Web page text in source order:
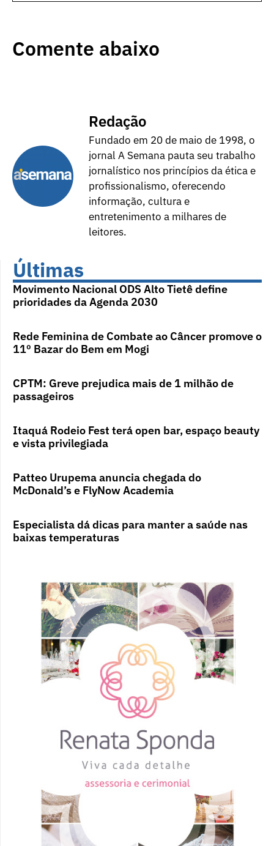
Comente abaixo
Redação
Fundado em 20 de maio de 1998, o
jornal A Semana pauta seu trabalho
jornalístico nos princípios da ética e
profissionalismo, oferecendo
informação, cultura e
entretenimento a milhares de
leitores.
Últimas
Movimento Nacional ODS Alto Tietê define
prioridades da Agenda 2030
Rede Feminina de Combate ao Câncer promove o
11º Bazar do Bem em Mogi
CPTM: Greve prejudica mais de 1 milhão de
passageiros
Itaquá Rodeio Fest terá open bar, espaço beauty
e vista privilegiada
Patteo Urupema anuncia chegada do
McDonald’s e FlyNow Academia
Especialista dá dicas para manter a saúde nas
baixas temperaturas